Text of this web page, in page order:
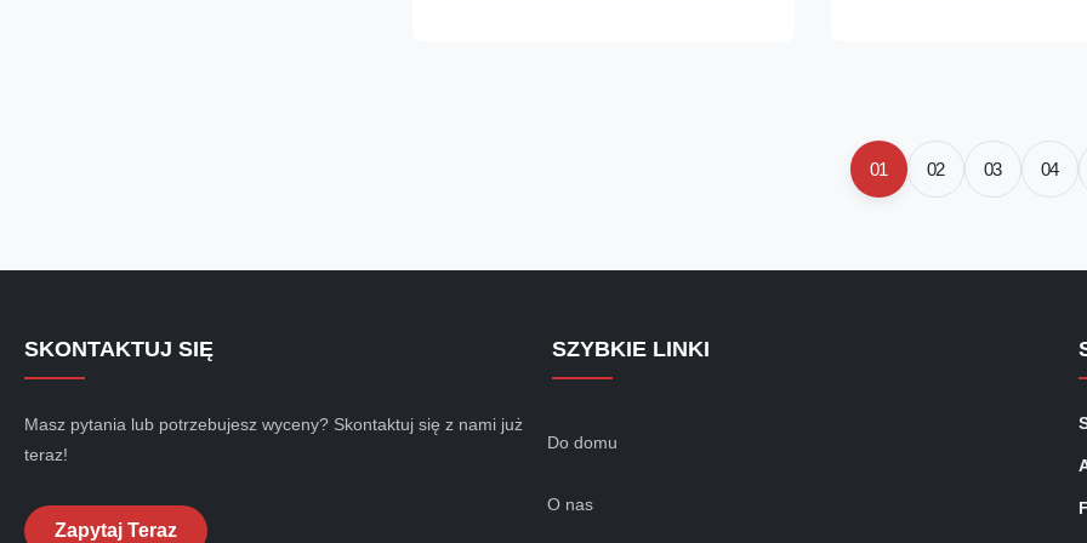
01 02 03 04
SKONTAKTUJ SIĘ
Masz pytania lub potrzebujesz wyceny? Skontaktuj się z nami już
teraz!
Zapytaj Teraz
SZYBKIE LINKI
Do domu
O nas